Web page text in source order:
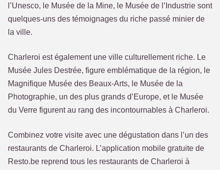
l’Unesco, le Musée de la Mine, le Musée de l’Industrie sont
quelques-uns des témoignages du riche passé minier de
la ville.
Charleroi est également une ville culturellement riche. Le
Musée Jules Destrée, figure emblématique de la région, le
Magnifique Musée des Beaux-Arts, le Musée de la
Photographie, un des plus grands d’Europe, et le Musée
du Verre figurent au rang des incontournables à Charleroi.
Combinez votre visite avec une dégustation dans l’un des
restaurants de Charleroi. L’application mobile gratuite de
Resto.be reprend tous les restaurants de Charleroi à